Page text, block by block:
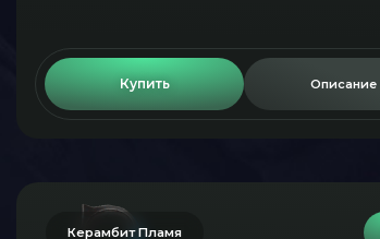
Купить Описание
Керамбит Пламя